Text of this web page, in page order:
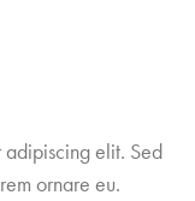
adipiscing elit. Sed
ornare eu.